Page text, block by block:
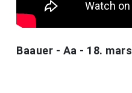
Baauer - Aa - 18. mars